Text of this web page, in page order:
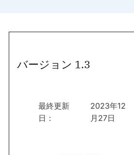
バージョン 1.3
最終更新
日：
2023年12
月27日